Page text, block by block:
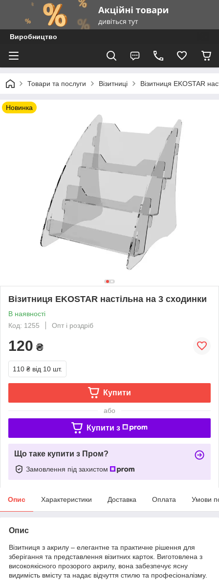
Виробництво
Товари та послуги Візитниці Візитниця EKOSTAR
Новинка
Візитниця EKOSTAR настільна на 3 сходинки
В наявності
Код: 1255
Опт і роздріб
120 ₴
110 ₴ від 10 шт.
Купити
або
Купити з
Що таке купити з Пром?
Замовлення під захистом
Опис Характеристики Доставка Оплата Умови
Опис
Візитниця з акрилу – елегантне та практичне рішення для
зберігання та представлення візитних карток. Виготовлена з
високоякісного прозорого акрилу, вона забезпечує ясну
видимість вмісту та надає відчуття стилю та професіоналізму.